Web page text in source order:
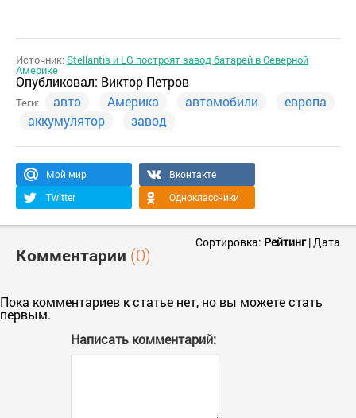
Источник:Stellantis и LG построят завод батарей в Северной
Америке
Опубликовал: Виктор Петров
Теги: авто Америка автомобили
европа
аккумулятор
завод
Мой мир
Вконтакте
Twitter
Одноклассники
Комментарии (0)
Сортировка: Рейтинг|Дата
Пока комментариев к статье нет, но вы можете стать
первым.
Написать комментарий: